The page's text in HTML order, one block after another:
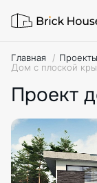
Главная
Дом с плоской
Проект